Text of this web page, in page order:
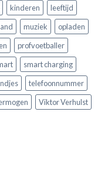
kinderen
leeftijd
muziek
opladen
profvoetballer
smart charging
telefoonnummer
Viktor Verhulst